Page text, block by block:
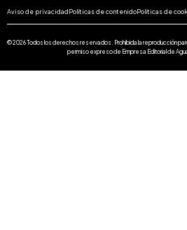
Aviso de privacidadPolíticas de contenidoPolíticas de
© 2026 Todos los derechos reservados. Prohibida la reproducción
permiso expreso de Empresa Editorial de